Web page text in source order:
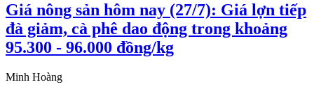
Giá nông sản hôm nay (27/7): Giá lợn tiếp
đà giảm, cà phê dao động trong khoảng
95.300 - 96.000 đồng/kg
Minh Hoàng